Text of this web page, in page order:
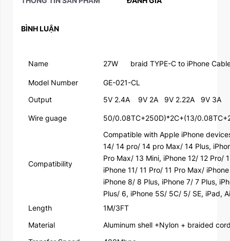
BÌNH LUẬN
Name 27W braid TYPE-C to iPhone
Model Number
GE-021-CL
Output
5V 2.4A 9V 2A 9V 2.22A 9V 3A
Wire guage 50/0.08TC+250D)*2C+(13/
Compatibility
Compatible with Apple iPhone
14/ 14 pro/ 14 pro Max/ 14 Plus,
Pro Max/ 13 Mini, iPhone 12/ 12 Pro/
iPhone 11/ 11 Pro/ 11 Pro Max/
iPhone 8/ 8 Plus, iPhone 7/ 7 Plus,
Plus/ 6, iPhone 5S/ 5C/ 5/ SE, iPad,
Length
1M/3FT
Material
Aluminum shell +Nylon + braided